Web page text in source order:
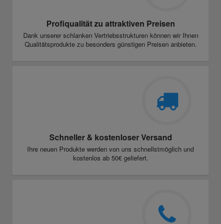
Profiqualität zu attraktiven Preisen
Dank unserer schlanken Vertriebsstrukturen können wir Ihnen
Qualitätsprodukte zu besonders günstigen Preisen anbieten.
Schneller & kostenloser Versand
Ihre neuen Produkte werden von uns schnellstmöglich und
kostenlos ab 50€ geliefert.